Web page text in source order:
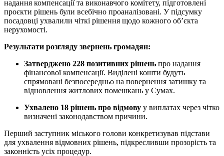
надання компенсації та виконавчого комітету, підготовлені
проєкти рішень були всебічно проаналізовані. У підсумку
посадовці ухвалили чіткі рішення щодо кожного об’єкта
нерухомості.
Результати розгляду звернень громадян:
Затверджено 228 позитивних рішень про надання
фінансової компенсації. Виділені кошти будуть
спрямовані безпосередньо на повернення затишку та
відновлення житлових помешкань у Сумах.
Ухвалено 18 рішень про відмову у виплатах через чітко
визначені законодавством причини.
Перший заступник міського голови конкретизував підстави
для ухвалення відмовних рішень, підкресливши прозорість та
законність усіх процедур.